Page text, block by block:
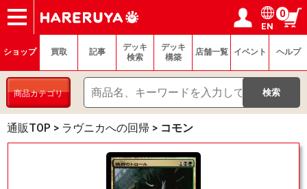
ショップ
買取
記事
デッキ検索
デッキ構築
選手一覧
店舗一覧
イベント
ヘルプ
お問い合わせ ログイン／会員登録
マイページ
EN
0
ショップ 買取 記事
デッキ
検索
デッキ
構築
店舗一覧 イベント ヘルプ
商品カテゴリ
通販TOP > ラヴニカへの回帰 > コモン